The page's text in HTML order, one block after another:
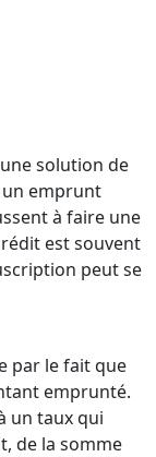
solution de
emprunt
à faire une
est souvent
peut se
par le fait que
emprunté.
un taux qui
de la somme